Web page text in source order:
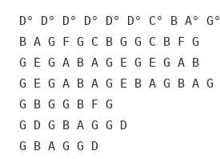
D° D° D° D° D° D° C° B A° G°
B A G F G C B G G C B F G
G E G A B A G E G E G A B
G E G A B A G E B A G B A G
G B G G B F G
G D G B A G G D
G B A G G D